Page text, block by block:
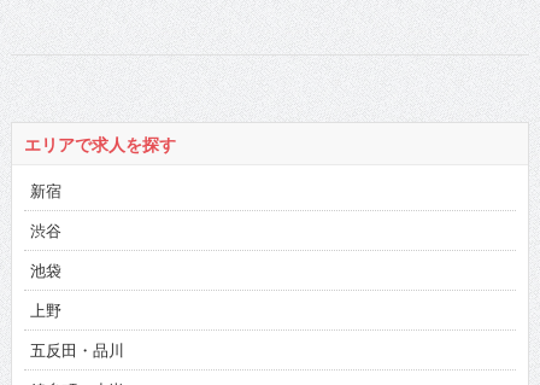
エリアで求人を探す
新宿
渋谷
池袋
上野
五反田・品川